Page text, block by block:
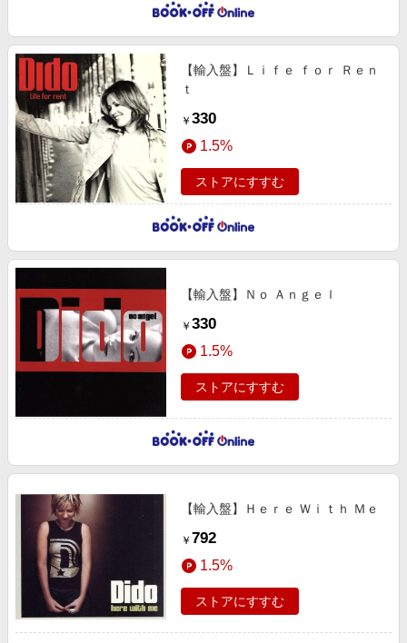
【輸入盤】Ｌｉｆｅ ｆｏｒ Ｒｅｎ
ｔ
￥ 330
1.5%
ストアにすすむ
【輸入盤】Ｎｏ Ａｎｇｅｌ
￥ 330
1.5%
ストアにすすむ
【輸入盤】Ｈｅｒｅ Ｗｉｔｈ Ｍｅ
￥ 792
1.5%
ストアにすすむ